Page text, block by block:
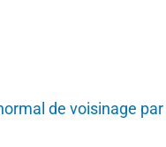
de voisinage